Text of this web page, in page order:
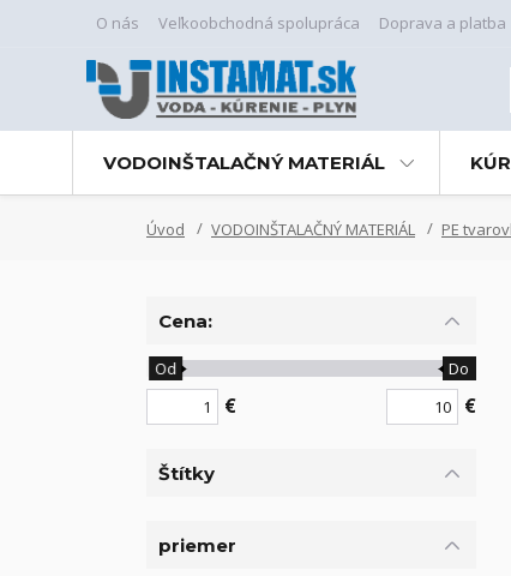
O nás Veľkoobchodná spolupráca Doprava a platba
VODOINŠTALAČNÝ MATERIÁL
Úvod VODOINŠTALAČNÝ MATERIÁL PE
Cena:
€
Od Do
€
Štítky
priemer